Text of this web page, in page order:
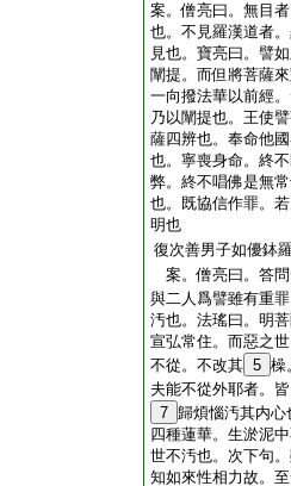
案。僧亮曰。無目
也。不見羅漢道者
見也。寶亮曰。譬
闡提。而但將菩薩
一向撥法華以前經
乃以闡提也。王使
薩四辨也。奉命他
也。寧喪身命。終
弊。終不唱佛是無
也。既協信作罪。
明也
復次善男子如優鉢
案。僧亮曰。答
與二人爲譬雖有重
汚也。法瑤曰。明
宣弘常住。而惡之
不從。不改其 5 橾
夫能不從外耶者。
7 歸煩惱汚其内
四種蓮華。生淤泥
世不汚也。次下句
知如來性相力故。